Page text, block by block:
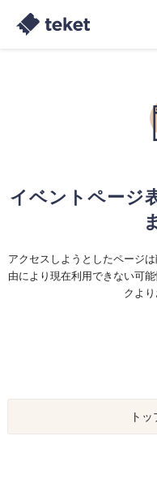
イベントページ
アクセスしようとしたページ
由により現在利用できない可
クより
ト